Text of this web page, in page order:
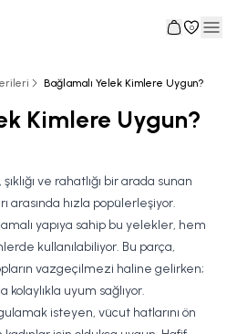
0
Bağlamalı Yelek Kimlere Uygun?
Kimlere Uygun?
ve rahatlığı bir arada sunan
arasında hızla popülerleşiyor.
yapıya sahip bu yelekler, hem
kullanılabiliyor. Bu parça,
vazgeçilmezi haline gelirken;
kolaylıkla uyum sağlıyor.
isteyen, vücut hatlarını ön